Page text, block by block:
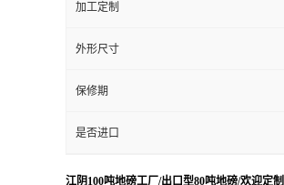
加工定制
外形尺寸
保修期
是否进口
江阴100吨地磅工厂/出口型80吨地磅/欢迎定制